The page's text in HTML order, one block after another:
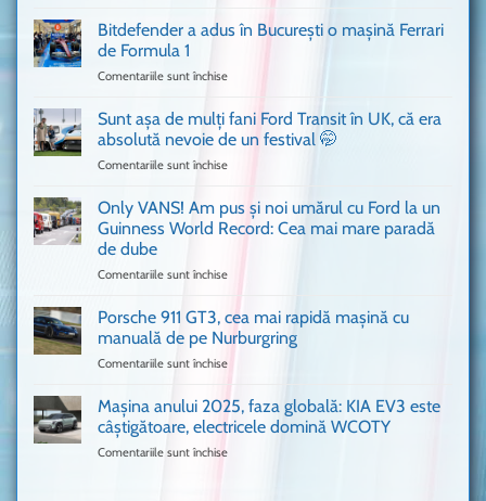
Ferrari
cum
văzut
Bitdefender a adus în București o mașină Ferrari
de Formula 1
Comentariile sunt închise
a
în
mașină
Ferrari
Sunt așa de mulți fani Ford Transit în UK, că era
absolută nevoie de un festival 🤭
Comentariile sunt închise
așa
mulți
în
UK,
nevoie
de
Only VANS! Am pus și noi umărul cu Ford la un
Guinness World Record: Cea mai mare paradă
de dube
Comentariile sunt închise
VANS!
Am
pus
umărul
cu
Porsche 911 GT3, cea mai rapidă mașină cu
manuală de pe Nurburgring
Comentariile sunt închise
911
GT3,
cea
Mașina anului 2025, faza globală: KIA EV3 este
câștigătoare, electricele domină WCOTY
Comentariile sunt închise